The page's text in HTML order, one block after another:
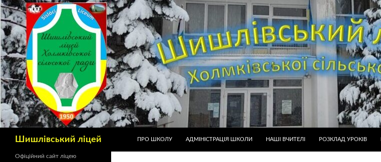
Шишлівський ліцей ПРО ШКОЛУ АДМІНІСТРАЦІЯ ШКОЛИ НАШІ ВЧИТЕЛІ РОЗКЛАД УРОКІВ
Офіційний сайт ліцею